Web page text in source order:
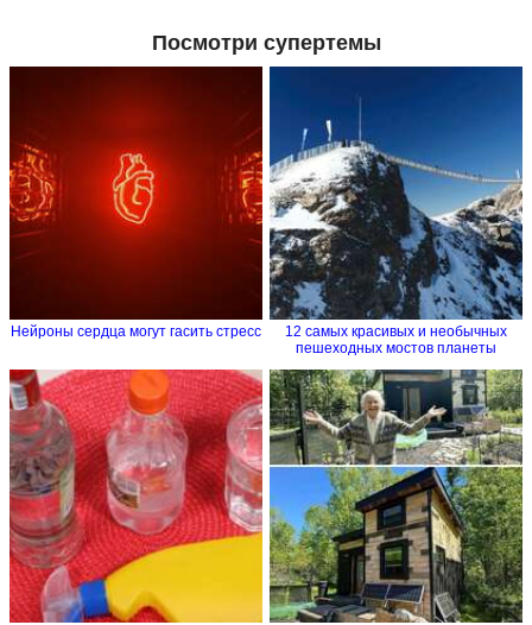
Посмотри супертемы
Нейроны сердца могут гасить стресс
12 самых красивых и необычных
пешеходных мостов планеты